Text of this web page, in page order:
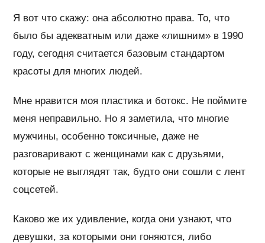
Я вот что скажу: она абсолютно права. То, что
было бы адекватным или даже «лишним» в 1990
году, сегодня считается базовым стандартом
красоты для многих людей.
Мне нравится моя пластика и ботокс. Не поймите
меня неправильно. Но я заметила, что многие
мужчины, особенно токсичные, даже не
разговаривают с женщинами как с друзьями,
которые не выглядят так, будто они сошли с лент
соцсетей.
Каково же их удивление, когда они узнают, что
девушки, за которыми они гоняются, либо